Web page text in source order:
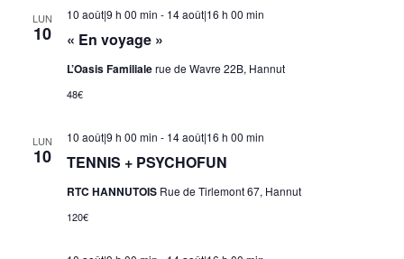
LUN
10 « En voyage »
10 août|9 h 00 min - 14 août|16 h 00 min
L’Oasis Familialerue de Wavre 22B, Hannut
48€
LUN
10 TENNIS + PSYCHOFUN
10 août|9 h 00 min - 14 août|16 h 00 min
RTC HANNUTOIS Rue de Tirlemont 67, Hannut
120€